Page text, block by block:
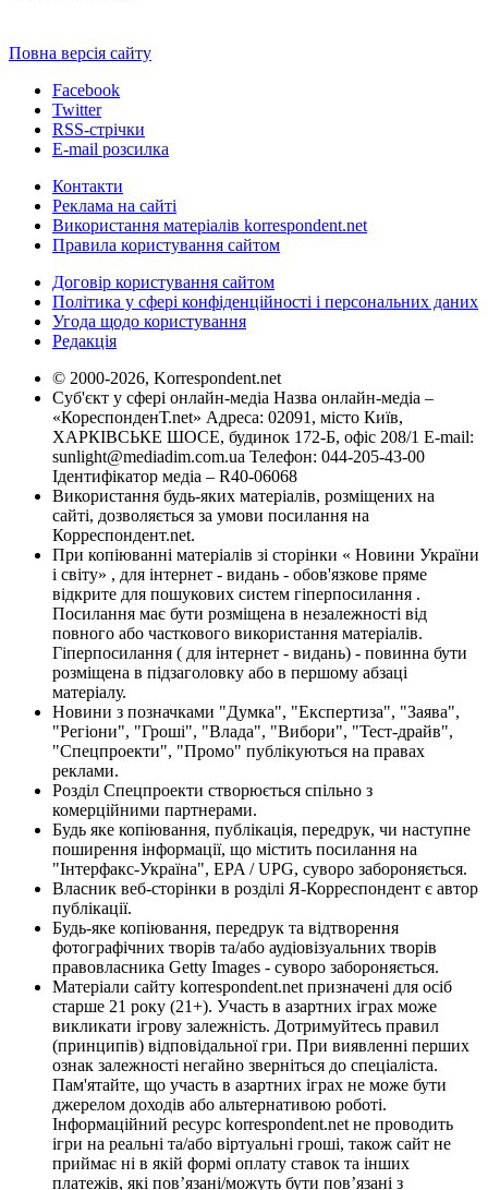
Повна версія сайту
Facebook
Twitter
RSS-стрічки
E-mail розсилка
Контакти
Реклама на сайті
Використання матеріалів korrespondent.net
Правила користування сайтом
Договір користування сайтом
Політика у сфері конфіденційності і персональних даних
Угода щодо користування
Редакція
© 2000-2026, Korrespondent.net
Суб'єкт у сфері онлайн-медіа Назва онлайн-медіа –
«КореспонденТ.net» Адреса: 02091, місто Київ,
ХАРКІВСЬКЕ ШОСЕ, будинок 172-Б, офіс 208/1 E-mail:
sunlight@mediadim.com.ua Телефон: 044-205-43-00
Ідентифікатор медіа – R40-06068
Використання будь-яких матеріалів, розміщених на
сайті, дозволяється за умови посилання на
Корреспондент.net.
При копіюванні матеріалів зі сторінки « Новини України
і світу» , для інтернет - видань - обов'язкове пряме
відкрите для пошукових систем гіперпосилання .
Посилання має бути розміщена в незалежності від
повного або часткового використання матеріалів.
Гіперпосилання ( для інтернет - видань) - повинна бути
розміщена в підзаголовку або в першому абзаці
матеріалу.
Новини з позначками "Думка", "Експертиза", "Заява",
"Регіони", "Гроші", "Влада", "Вибори", "Тест-драйв",
"Спецпроекти", "Промо" публікуються на правах
реклами.
Розділ Спецпроекти створюється спільно з
комерційними партнерами.
Будь яке копіювання, публікація, передрук, чи наступне
поширення інформації, що містить посилання на
"Інтерфакс-Україна", EPA / UPG, суворо забороняється.
Власник веб-сторінки в розділі Я-Корреспондент є автор
публікації.
Будь-яке копіювання, передрук та відтворення
фотографічних творів та/або аудіовізуальних творів
правовласника Getty Images - суворо забороняється.
Матеріали сайту korrespondent.net призначені для осіб
старше 21 року (21+). Участь в азартних іграх може
викликати ігрову залежність. Дотримуйтесь правил
(принципів) відповідальної гри. При виявленні перших
ознак залежності негайно зверніться до спеціаліста.
Пам'ятайте, що участь в азартних іграх не може бути
джерелом доходів або альтернативою роботі.
Інформаційний ресурс korrespondent.net не проводить
ігри на реальні та/або віртуальні гроші, також сайт не
приймає ні в якій формі оплату ставок та інших
платежів, які пов’язані/можуть бути пов’язані з